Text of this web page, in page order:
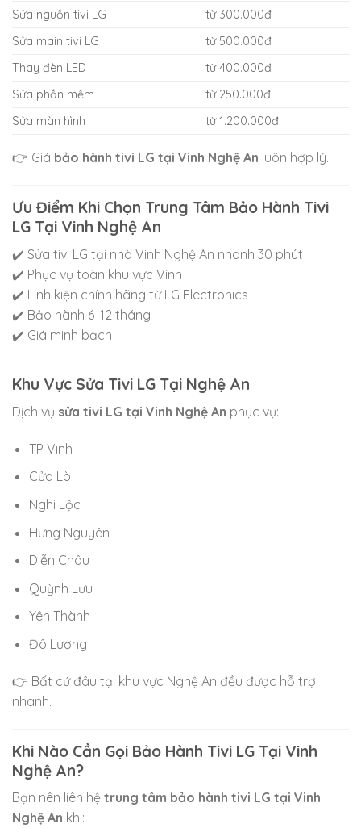
Sửa nguồn tivi LG
từ 300.000đ
Sửa main tivi LG
từ 500.000đ
Thay đèn LED
từ 400.000đ
Sửa phần mềm
từ 250.000đ
Sửa màn hình
từ 1.200.000đ
👉 Giá bảo hành tivi LG tại Vinh Nghệ An luôn hợp lý.
Ưu Điểm Khi Chọn Trung Tâm Bảo Hành Tivi
LG Tại Vinh Nghệ An
✔️ Sửa tivi LG tại nhà Vinh Nghệ An nhanh 30 phút
✔️ Phục vụ toàn khu vực Vinh
✔️ Linh kiện chính hãng từ LG Electronics
✔️ Bảo hành 6–12 tháng
✔️ Giá minh bạch
Khu Vực Sửa Tivi LG Tại Nghệ An
Dịch vụ sửa tivi LG tại Vinh Nghệ An phục vụ:
TP Vinh
Cửa Lò
Nghi Lộc
Hưng Nguyên
Diễn Châu
Quỳnh Lưu
Yên Thành
Đô Lương
👉 Bất cứ đâu tại khu vực Nghệ An đều được hỗ trợ
nhanh.
Khi Nào Cần Gọi Bảo Hành Tivi LG Tại Vinh
Nghệ An?
Bạn nên liên hệ trung tâm bảo hành tivi LG tại Vinh
Nghệ An khi: